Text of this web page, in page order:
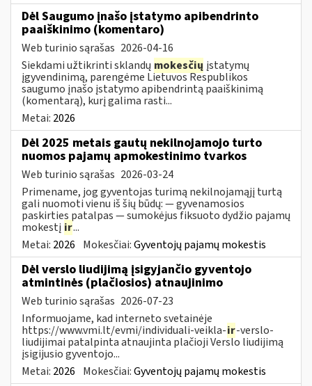
Dėl Saugumo įnašo įstatymo apibendrinto
paaiškinimo (komentaro)
Web turinio sąrašas 2026-04-16
Siekdami užtikrinti sklandų mokesčių įstatymų
įgyvendinimą, parengėme Lietuvos Respublikos
saugumo įnašo įstatymo apibendrintą paaiškinimą
(komentarą), kurį galima rasti...
Metai: 2026
Dėl 2025 metais gautų nekilnojamojo turto
nuomos pajamų apmokestinimo tvarkos
Web turinio sąrašas 2026-03-24
Primename, jog gyventojas turimą nekilnojamąjį turtą
gali nuomoti vienu iš šių būdų: — gyvenamosios
paskirties patalpas — sumokėjus fiksuoto dydžio pajamų
mokestį ir...
Metai: 2026 Mokesčiai:Gyventojų pajamų mokestis
Dėl verslo liudijimą įsigyjančio gyventojo
atmintinės (plačiosios) atnaujinimo
Web turinio sąrašas 2026-07-23
Informuojame, kad interneto svetainėje
https://www.vmi.lt/evmi/individuali-veikla-ir-verslo-
liudijimai patalpinta atnaujinta plačioji Verslo liudijimą
įsigijusio gyventojo...
Metai: 2026 Mokesčiai:Gyventojų pajamų mokestis